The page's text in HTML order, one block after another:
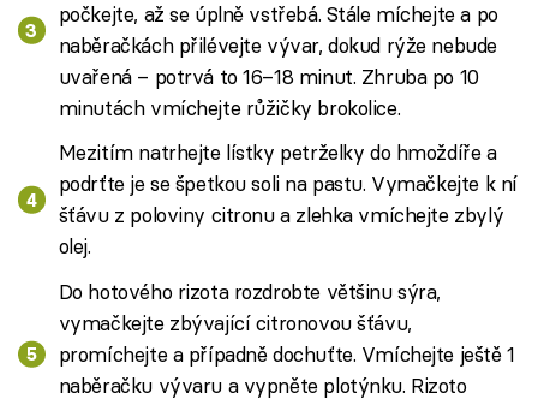
počkejte, až se úplně vstřebá. Stále míchejte a po
naběračkách přilévejte vývar, dokud rýže nebude
uvařená – potrvá to 16–18 minut. Zhruba po 10
minutách vmíchejte růžičky brokolice.
Mezitím natrhejte lístky petrželky do hmoždíře a
podrťte je se špetkou soli na pastu. Vymačkejte k ní
šťávu z poloviny citronu a zlehka vmíchejte zbylý
olej.
Do hotového rizota rozdrobte většinu sýra,
vymačkejte zbývající citronovou šťávu,
promíchejte a případně dochuťte. Vmíchejte ještě 1
naběračku vývaru a vypněte plotýnku. Rizoto